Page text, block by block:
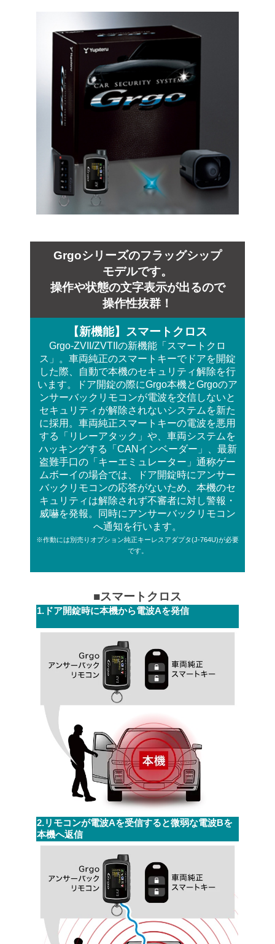
Grgoシリーズのフラッグシップ
モデルです。
操作や状態の文字表示が出るので
操作性抜群！
【新機能】スマートクロス
Grgo-ZVII/ZVTIIの新機能「スマートクロ
ス」。 車両純正のスマートキーでドアを開錠
した際、
自動で本機のセキュリティ解除を行
います。ドア開錠の際にGrgo本機とGrgoのア
ンサーバックリモコンが電波を交信しないと
セキュリティが解除されないシステムを新た
に採用。車両純正スマートキーの電波を悪用
する「リレーアタック」や、車両システムを
ハッキングする「CANインベーダー」、最新
盗難手口の「キーエミュレーター」通称ゲー
ムボーイの場合では、ドア開錠時にアンサー
バックリモコンの応答がないため、本機のセ
キュリティは解除されず不審者に対し警報・
威嚇を発報。同時にアンサーバックリモコン
へ通知を行います。
※作動には別売りオプション純正キーレスアダプタ(J-764U)が必要
です。
■スマートクロス
1.ドア開錠時に本機から電波Aを発信
2.リモコンが電波Aを受信すると微弱な電波Bを
本機へ返信